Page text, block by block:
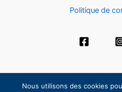
Politique de
Nous utilisons des cookies